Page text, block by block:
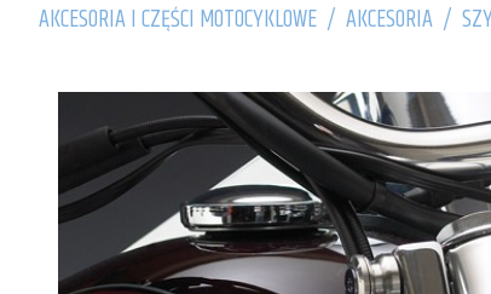
AKCESORIA I CZĘŚCI MOTOCYKLOWE / AKCESORIA /